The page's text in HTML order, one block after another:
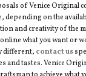
of Venice Original
depending on the
and creativity of the
what you want or
different, contact us
and tastes. Venice